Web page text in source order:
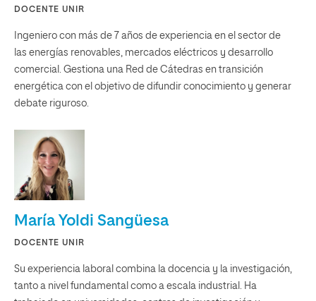
DOCENTE UNIR
Ingeniero con más de 7 años de experiencia en el sector de
las energías renovables, mercados eléctricos y desarrollo
comercial. Gestiona una Red de Cátedras en transición
energética con el objetivo de difundir conocimiento y generar
debate riguroso.
María Yoldi Sangüesa
DOCENTE UNIR
Su experiencia laboral combina la docencia y la investigación,
tanto a nivel fundamental como a escala industrial. Ha